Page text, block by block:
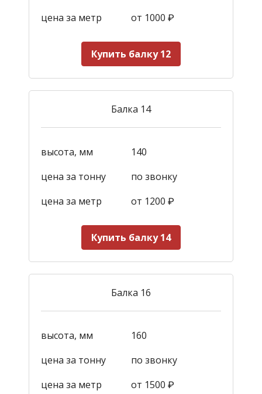
цена за метр
от 1000 ₽
Купить балку 12
Балка 14
высота, мм
140
цена за тонну
по звонку
цена за метр
от 1200 ₽
Купить балку 14
Балка 16
высота, мм
160
цена за тонну
по звонку
цена за метр
от 1500 ₽